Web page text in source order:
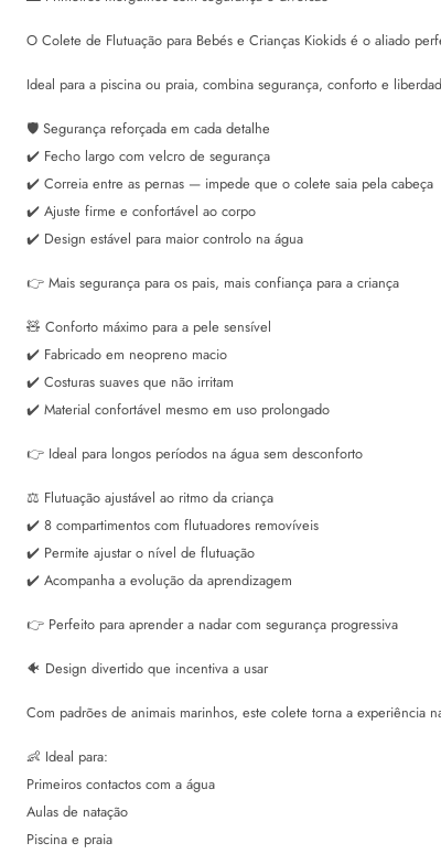
O Colete de Flutuação para Bebés e Crianças Kiokids é o aliado
Ideal para a piscina ou praia, combina segurança, conforto e
🛡️ Segurança reforçada em cada detalhe
✔️ Fecho largo com velcro de segurança
✔️ Correia entre as pernas — impede que o colete saia pela cabeça
✔️ Ajuste firme e confortável ao corpo
✔️ Design estável para maior controlo na água
👉 Mais segurança para os pais, mais confiança para a criança
🧸 Conforto máximo para a pele sensível
✔️ Fabricado em neopreno macio
✔️ Costuras suaves que não irritam
✔️ Material confortável mesmo em uso prolongado
👉 Ideal para longos períodos na água sem desconforto
⚖️ Flutuação ajustável ao ritmo da criança
✔️ 8 compartimentos com flutuadores removíveis
✔️ Permite ajustar o nível de flutuação
✔️ Acompanha a evolução da aprendizagem
👉 Perfeito para aprender a nadar com segurança progressiva
🐠 Design divertido que incentiva a usar
Com padrões de animais marinhos, este colete torna a experiência
👶 Ideal para:
Primeiros contactos com a água
Aulas de natação
Piscina e praia